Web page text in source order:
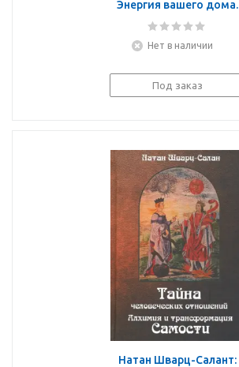
Энергия вашего дома.
Защита, гармония,
Нет в наличии
Под заказ
Натан Шварц-Салант: